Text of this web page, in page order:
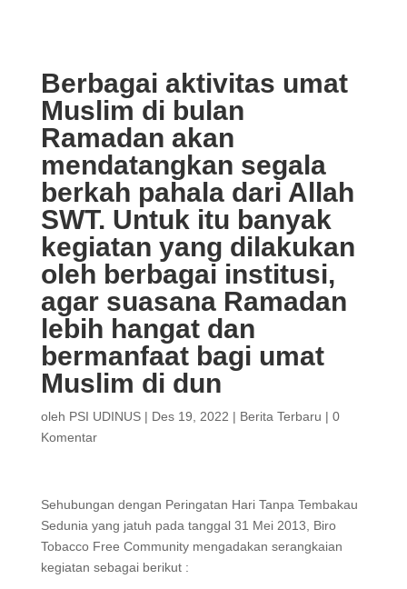
Berbagai aktivitas umat
Muslim di bulan
Ramadan akan
mendatangkan segala
berkah pahala dari Allah
SWT. Untuk itu banyak
kegiatan yang dilakukan
oleh berbagai institusi,
agar suasana Ramadan
lebih hangat dan
bermanfaat bagi umat
Muslim di dun
oleh PSI UDINUS| Des 19, 2022 | Berita Terbaru | 0
Komentar
Sehubungan dengan Peringatan Hari Tanpa Tembakau
Sedunia yang jatuh pada tanggal 31 Mei 2013, Biro
Tobacco Free Community mengadakan serangkaian
kegiatan sebagai berikut :